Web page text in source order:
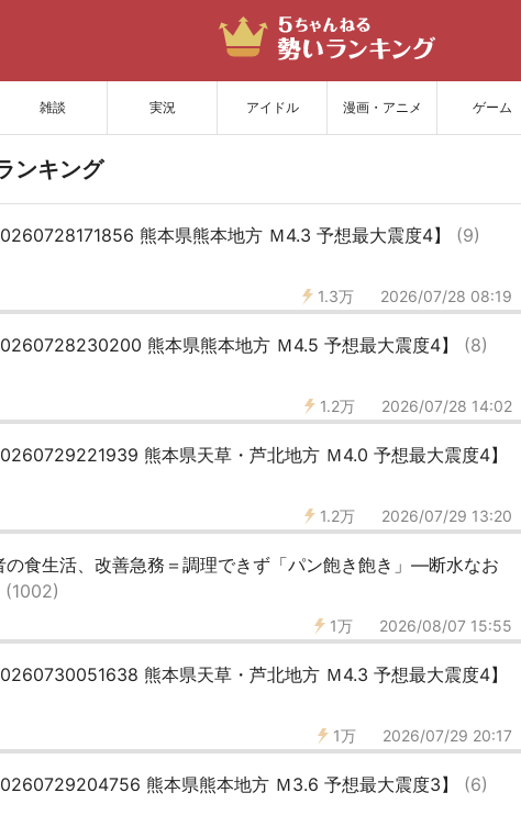
雑談 実況 アイドル 漫画・アニメ ゲーム
ンキング
熊本県熊本地方 Ｍ4.3 予想最大震度4】 (9)
1.3万 2026/07/28 08:19
熊本県熊本地方 Ｍ4.5 予想最大震度4】 (8)
1.2万 2026/07/28 14:02
熊本県天草・芦北地方 Ｍ4.0 予想最大震度4】
1.2万 2026/07/29 13:20
の食生活、改善急務＝調理できず「パン飽き飽き」―断水なお
(1002)
1万 2026/08/07 15:55
熊本県天草・芦北地方 Ｍ4.3 予想最大震度4】
1万 2026/07/29 20:17
熊本県熊本地方 Ｍ3.6 予想最大震度3】 (6)